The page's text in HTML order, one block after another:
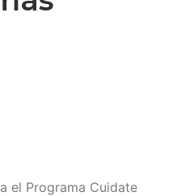
el Programa Cuidate